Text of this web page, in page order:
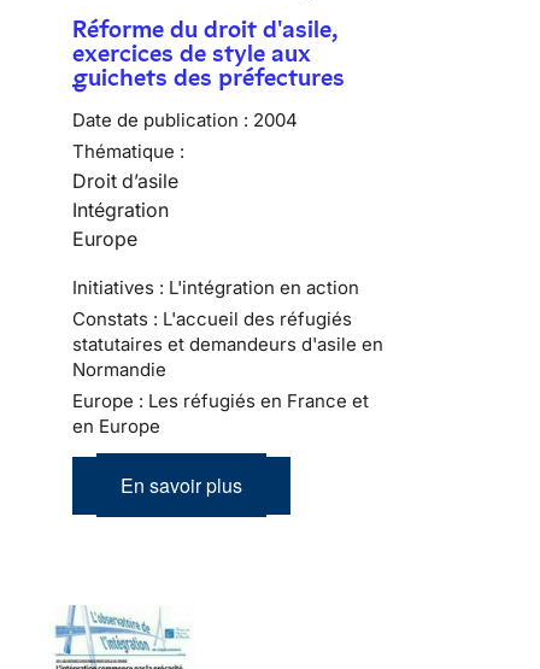
Réforme du droit d'asile,
exercices de style aux
guichets des préfectures
Date de publication : 2004
Thématique :
Droit d’asile
Intégration
Europe
Initiatives : L'intégration en action
Constats : L'accueil des réfugiés
statutaires et demandeurs d'asile en
Normandie
Europe : Les réfugiés en France et
en Europe
En savoir plus